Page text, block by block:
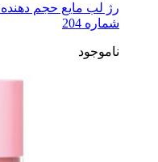
شماره 204
ناموجود